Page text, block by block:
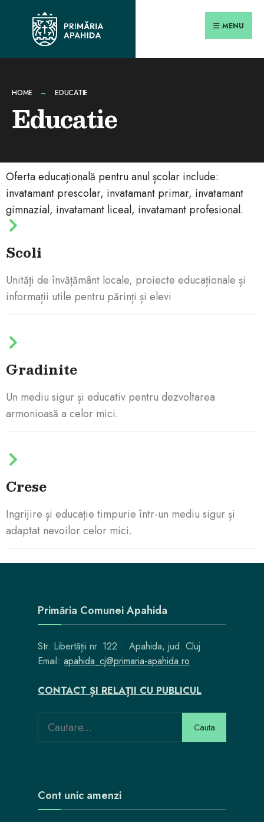
MENU
HOME EDUCATIE
Educatie
Oferta educațională pentru anul școlar include:
invatamant prescolar, invatamant primar, invatamant
gimnazial, invatamant liceal, invatamant profesional.
Scoli
Unități de învățământ locale, proiecte educaționale și
informații utile pentru părinți și elevi
Gradinite
Un mediu sigur și educativ pentru dezvoltarea
armonioasă a celor mici.
Crese
Ingrijire și educație timpurie într-un mediu sigur și
adaptat nevoilor celor mici.
Primăria Comunei Apahida
Str. Libertății nr. 122 • Apahida, jud. Cluj
Email: apahida_cj@primaria-apahida.ro
CONTACT ȘI RELAȚII CU PUBLICUL
Cauta
Cont unic amenzi